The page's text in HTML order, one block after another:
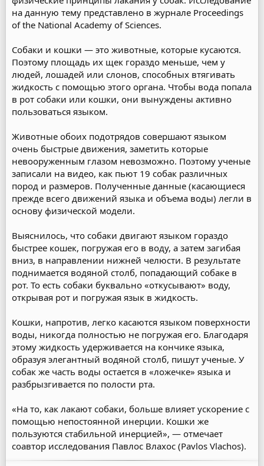
на данную тему представлено в журнале Proceedings
of the National Academy of Sciences.
Собаки и кошки — это животные, которые кусаются.
Поэтому площадь их щек гораздо меньше, чем у
людей, лошадей или слонов, способных втягивать
жидкость с помощью этого органа. Чтобы вода попала
в рот собаки или кошки, они вынуждены активно
пользоваться языком.
Животные обоих подотрядов совершают языком
очень быстрые движения, заметить которые
невооруженным глазом невозможно. Поэтому ученые
записали на видео, как пьют 19 собак различных
пород и размеров. Полученные данные (касающиеся
прежде всего движений языка и объема воды) легли в
основу физической модели.
Выяснилось, что собаки двигают языком гораздо
быстрее кошек, погружая его в воду, а затем загибая
вниз, в направлении нижней челюсти. В результате
поднимается водяной столб, попадающий собаке в
рот. То есть собаки буквально «откусывают» воду,
открывая рот и погружая язык в жидкость.
Кошки, напротив, легко касаются языком поверхности
воды, никогда полностью не погружая его. Благодаря
этому жидкость удерживается на кончике языка,
образуя элегантный водяной столб, пишут ученые. У
собак же часть воды остается в «ложечке» языка и
разбрызгивается по полости рта.
«На то, как лакают собаки, больше влияет ускорение с
помощью непостоянной инерции. Кошки же
пользуются стабильной инерцией», — отмечает
соавтор исследования Павлос Влахос (Pavlos Vlachos).